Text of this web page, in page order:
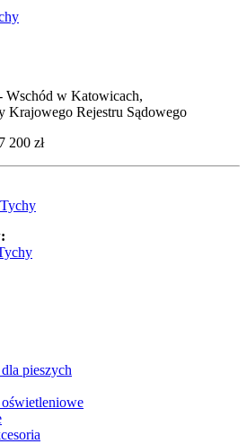
Wschód w Katowicach,
Krajowego Rejestru Sądowego
200 zł
pieszych